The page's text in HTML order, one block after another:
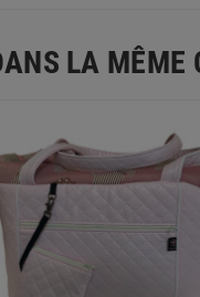
LA MÊME